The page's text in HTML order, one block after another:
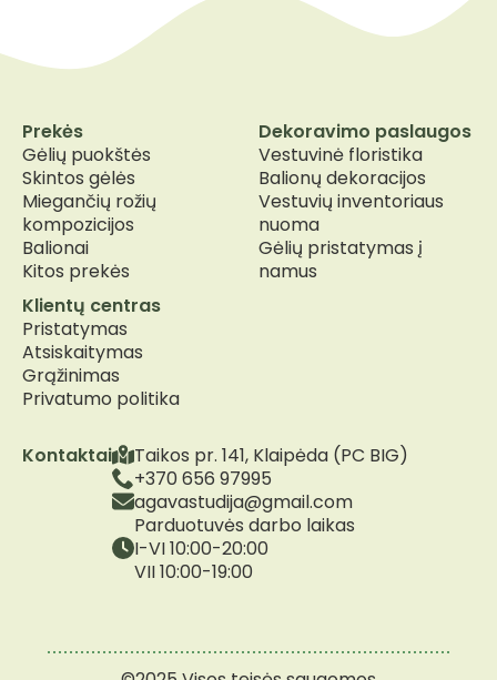
Kontaktai
Taikos pr. 141, Klaipėda (PC BIG)
+370 656 97995
agavastudija@gmail.com
Parduotuvės darbo laikas
I-VI 10:00-20:00
VII 10:00-19:00
Prekės
Gėlių puokštės
Skintos gėlės
Miegančių rožių
kompozicijos
Balionai
Kitos prekės
Dekoravimo paslaugos
Vestuvinė floristika
Balionų dekoracijos
Vestuvių inventoriaus
nuoma
Gėlių pristatymas į
namus
Klientų centras
Pristatymas
Atsiskaitymas
Grąžinimas
Privatumo politika